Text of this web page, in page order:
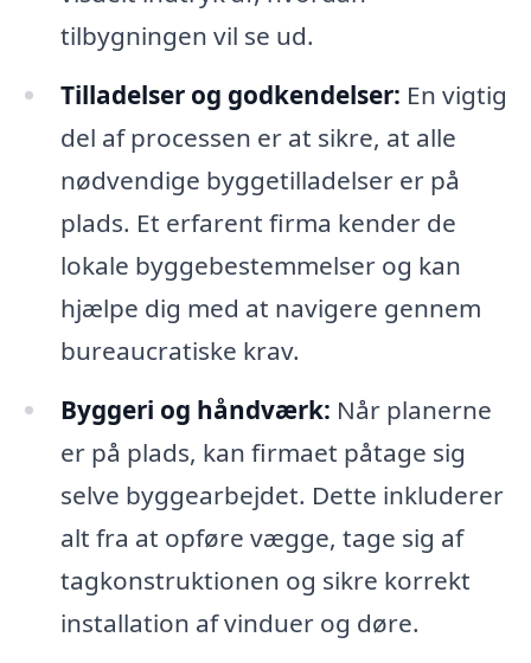
tilbygningen vil se ud.
Tilladelser og godkendelser: En vigtig
del af processen er at sikre, at alle
nødvendige byggetilladelser er på
plads. Et erfarent firma kender de
lokale byggebestemmelser og kan
hjælpe dig med at navigere gennem
bureaucratiske krav.
Byggeri og håndværk: Når planerne
er på plads, kan firmaet påtage sig
selve byggearbejdet. Dette inkluderer
alt fra at opføre vægge, tage sig af
tagkonstruktionen og sikre korrekt
installation af vinduer og døre.